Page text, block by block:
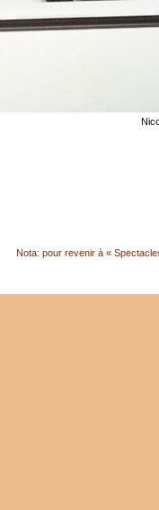
Nota: pour revenir à «